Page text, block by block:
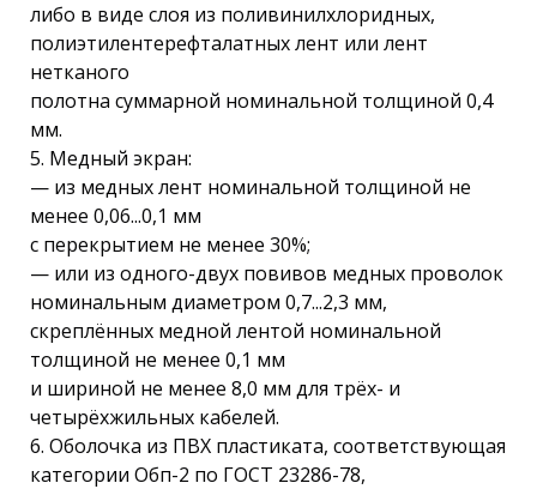
либо в виде слоя из поливинилхлоридных,
полиэтилентерефталатных лент или лент
нетканого
полотна суммарной номинальной толщиной 0,4
мм.
5. Медный экран:
— из медных лент номинальной толщиной не
менее 0,06...0,1 мм
с перекрытием не менее 30%;
— или из одного-двух повивов медных проволок
номинальным диаметром 0,7...2,3 мм,
скреплённых медной лентой номинальной
толщиной не менее 0,1 мм
и шириной не менее 8,0 мм для трёх- и
четырёхжильных кабелей.
6. Оболочка из ПВХ пластиката, соответствующая
категории Обп-2 по ГОСТ 23286-78,